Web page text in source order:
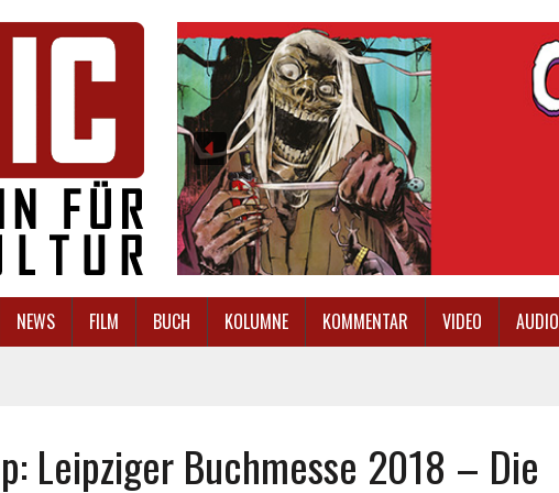
NEWS FILM BUCH KOLUMNE KOMMENTAR VIDEO AUDIO
Leipziger Buchmesse 2018 – Die